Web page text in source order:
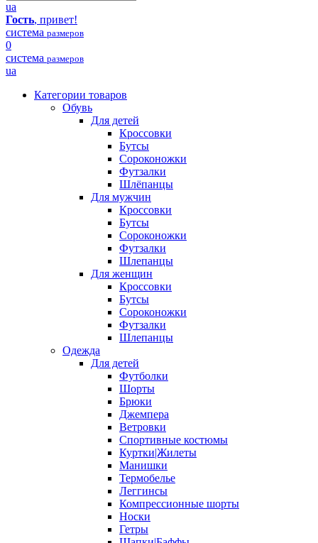
ua
Гость, привет!
система размеров
0
система размеров
ua
Категории товаров
Обувь
Для детей
Кроссовки
Бутсы
Сороконожки
Футзалки
Шлёпанцы
Для мужчин
Кроссовки
Бутсы
Сороконожки
Футзалки
Шлепанцы
Для женщин
Кроссовки
Бутсы
Сороконожки
Футзалки
Шлепанцы
Одежда
Для детей
Футболки
Шорты
Брюки
Джемпера
Ветровки
Спортивные костюмы
Куртки|Жилеты
Манишки
Термобелье
Леггинсы
Компрессионные шорты
Носки
Гетры